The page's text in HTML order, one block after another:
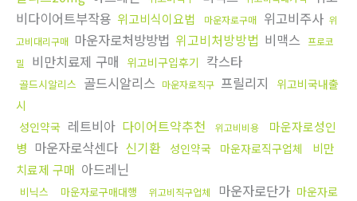
비다이어트부작용 위고비식이요법 마운자로구매 위고비주사 위
고비대리구매 마운자로처방방법 위고비처방방법 비맥스 프로코
밀
비만치료제 구매 위고비구입후기 칵스타
골드시알리스 골드시알리스 마운자로직구 프릴리지
위고비국내출
시
성인약국 레트비아 다이어트약추천 위고비비용
마운자로성인
병 마운자로삭센다 신기환 성인약국 마운자로직구업체
비만
치료제 구매 아드레닌
비닉스 마운자로구매대행 위고비직구업체 마운자로단가 마운자로